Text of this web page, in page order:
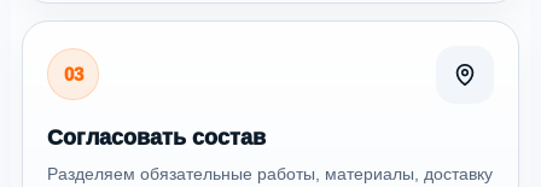
03
Согласовать состав
Разделяем обязательные работы, материалы, доставку